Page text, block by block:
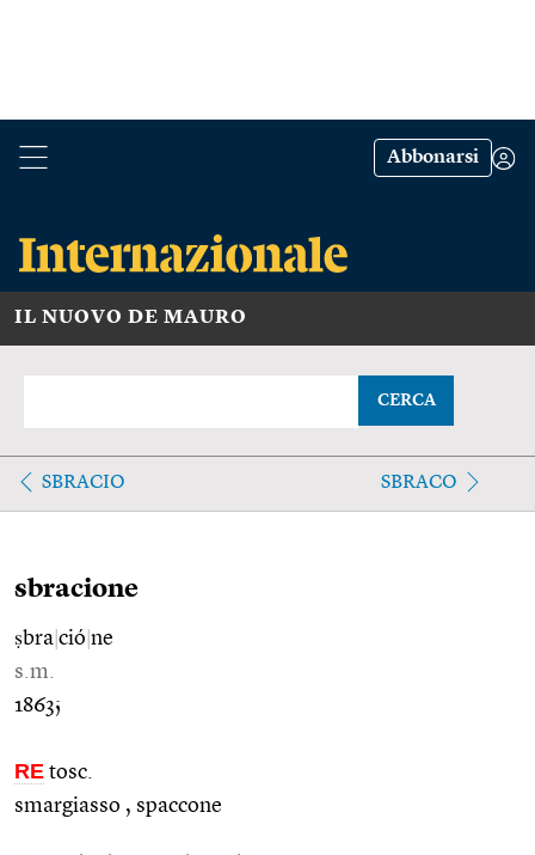
Abbonarsi
IL NUOVO DE MAURO
CERCA
SBRACIO SBRACO
sbracione
ṣbra ció ne
s.m.
1863;
RE tosc.
smargiasso , spaccone